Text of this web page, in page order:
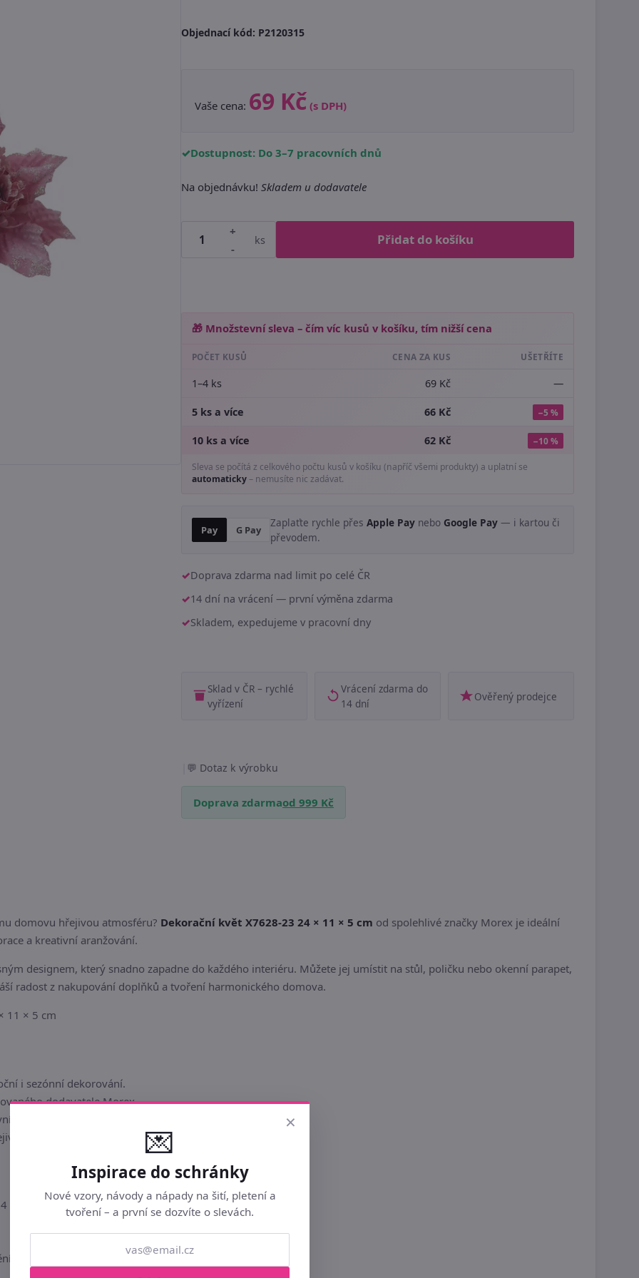
Objednací kód: P2120315
Vaše cena: 69 Kč (s DPH)
Dostupnost: Do 3–7 pracovních dnů
Na objednávku! Skladem u dodavatele
+
-
ks Přidat do košíku
🎁 Množstevní sleva – čím víc kusů v košíku, tím nižší cena
POČET KUSŮ CENA ZA KUS UŠETŘÍTE
1–4 ks 69 Kč —
5 ks a více 66 Kč −5 %
10 ks a více 62 Kč −10 %
Sleva se počítá z celkového počtu kusů v košíku (napříč všemi produkty) a uplatní se
automaticky– nemusíte nic zadávat.
Pay G Pay
Zaplaťte rychle přes Apple Pay nebo Google Pay — i kartou či
převodem.
Doprava zdarma nad limit po celé ČR
14 dní na vrácení — první výměna zdarma
Skladem, expedujeme v pracovní dny
Sklad v ČR – rychlé
vyřízení
Vrácení zdarma do
14 dní
Ověřený prodejce
Dotaz k výrobku
Doprava zdarmaod 999 Kč
domovu hřejivou atmosféru? Dekorační květ X7628-23 24 × 11 × 5 cm od spolehlivé značky Morex je ideální
a kreativní aranžování.
designem, který snadno zapadne do každého interiéru. Můžete jej umístit na stůl, poličku nebo okenní parapet,
radost z nakupování doplňků a tvoření harmonického domova.
11 × 5 cm
i sezónní dekorování.
dodavatele Morex.
nápady a floristické kompozice.
atmosféře v každé místnosti.
× 11 × 5 cm
interiéru
×
💌
Inspirace do schránky
Nové vzory, návody a nápady na šití, pletení a
tvoření – a první se dozvíte o slevách.